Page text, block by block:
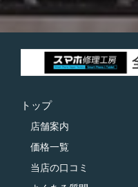
トップ
店舗案内
価格一覧
当店の口コミ